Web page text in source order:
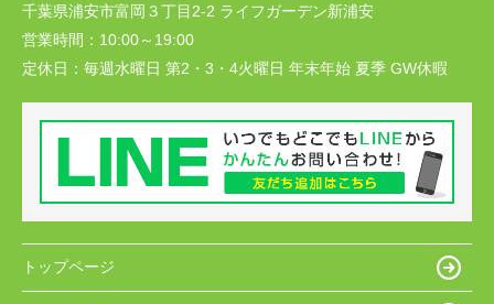
千葉県浦安市富岡３丁目2-2 ライフガーデン新浦安
営業時間： 10:00～19:00
定休日： 毎週水曜日 第2・3・4火曜日 年末年始 夏季 GW休暇
トップページ